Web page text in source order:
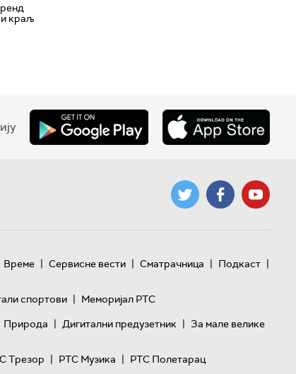
краљ
Време | Сервисне вести | Сматрачница | Подкаст |
спортови | Меморијал РТС
Природа | Дигитални предузетник | За мале велике
Трезор | РТС Музика | РТС Полетарац